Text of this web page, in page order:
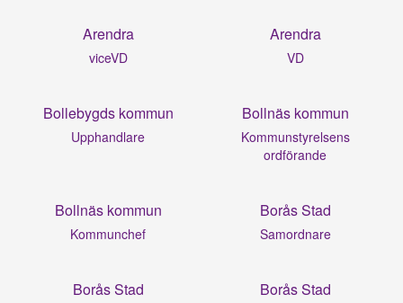
Arendra
viceVD
Arendra
VD
Bollebygds kommun
Upphandlare
Bollnäs kommun
Kommunstyrelsens
ordförande
Bollnäs kommun
Kommunchef
Borås Stad
Samordnare
Borås Stad Borås Stad